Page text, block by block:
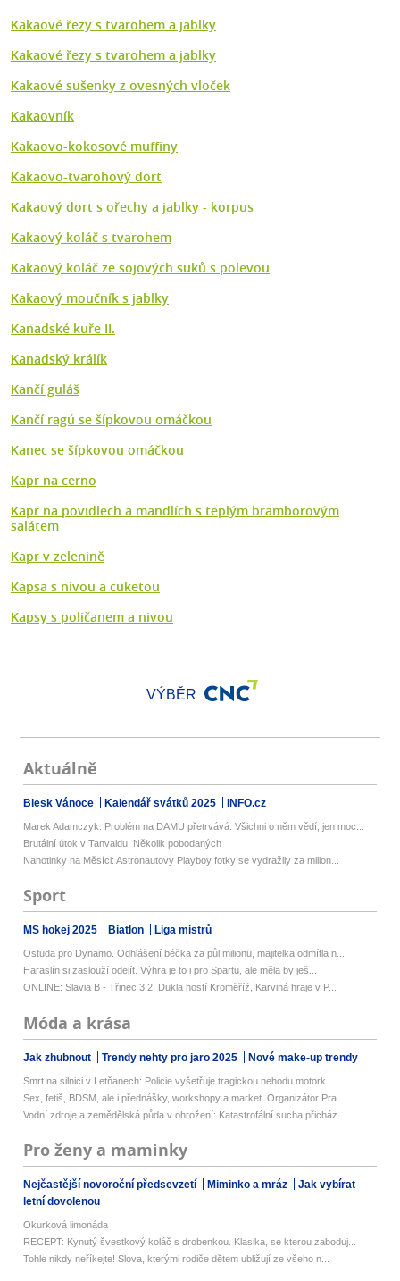
Kakaové řezy s tvarohem a jablky
Kakaové řezy s tvarohem a jablky
Kakaové sušenky z ovesných vloček
Kakaovník
Kakaovo-kokosové muffiny
Kakaovo-tvarohový dort
Kakaový dort s ořechy a jablky - korpus
Kakaový koláč s tvarohem
Kakaový koláč ze sojových suků s polevou
Kakaový moučník s jablky
Kanadské kuře II.
Kanadský králík
Kančí guláš
Kančí ragú se šípkovou omáčkou
Kanec se šípkovou omáčkou
Kapr na cerno
Kapr na povidlech a mandlích s teplým bramborovým
salátem
Kapr v zelenině
Kapsa s nivou a cuketou
Kapsy s poličanem a nivou
VÝBĚR
Aktuálně
Blesk Vánoce Kalendář svátků 2025 INFO.cz
Marek Adamczyk: Problém na DAMU přetrvává. Všichni o něm vědí, jen moc...
Brutální útok v Tanvaldu: Několik pobodaných
Nahotinky na Měsíci: Astronautovy Playboy fotky se vydražily za milion...
Sport
MS hokej 2025 Biatlon Liga mistrů
Ostuda pro Dynamo. Odhlášení béčka za půl milionu, majitelka odmítla n...
Haraslín si zaslouží odejít. Výhra je to i pro Spartu, ale měla by ješ...
ONLINE: Slavia B - Třinec 3:2. Dukla hostí Kroměříž, Karviná hraje v P...
Móda a krása
Jak zhubnout Trendy nehty pro jaro 2025 Nové make-up trendy
Smrt na silnici v Letňanech: Policie vyšetřuje tragickou nehodu motork...
Sex, fetiš, BDSM, ale i přednášky, workshopy a market. Organizátor Pra...
Vodní zdroje a zemědělská půda v ohrožení: Katastrofální sucha přicház...
Pro ženy a maminky
Nejčastější novoroční předsevzetí Miminko a mráz
Jak vybírat
letní dovolenou
Okurková limonáda
RECEPT: Kynutý švestkový koláč s drobenkou. Klasika, se kterou zaboduj...
Tohle nikdy neříkejte! Slova, kterými rodiče dětem ubližují ze všeho n...